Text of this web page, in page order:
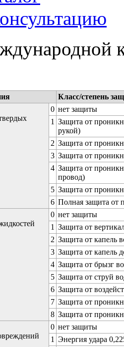
Класс/степень
0 нет защиты
1 Защита от
рукой)
2 Защита от
3 Защита от
4 Защита от
провод)
5 Защита от
6 Полная защита от
0 нет защиты
1 Защита от
2 Защита от капель
3 Защита от капель
4 Защита от брызг
5 Защита от струй
6 Защита от
7 Защита от
8 Защита от
0 нет защиты
1 Энергия удара